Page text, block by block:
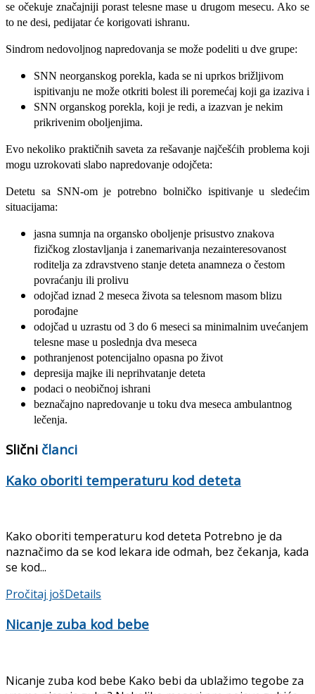
se očekuje značajniji porast telesne mase u drugom mesecu. Ako se
to ne desi, pedijatar će korigovati ishranu.
Sindrom nedovoljnog napredovanja se može podeliti u dve grupe:
SNN neorganskog porekla, kada se ni uprkos brižljivom
ispitivanju ne može otkriti bolest ili poremećaj koji ga izaziva i
SNN organskog porekla, koji je redi, a izazvan je nekim
prikrivenim oboljenjima.
Evo nekoliko praktičnih saveta za rešavanje najčešćih problema koji
mogu uzrokovati slabo napredovanje odojčeta:
Detetu sa SNN-om je potrebno bolničko ispitivanje u sledećim
situacijama:
jasna sumnja na organsko oboljenje prisustvo znakova
fizičkog zlostavljanja i zanemarivanja nezainteresovanost
roditelja za zdravstveno stanje deteta anamneza o čestom
povraćanju ili prolivu
odojčad iznad 2 meseca života sa telesnom masom blizu
porođajne
odojčad u uzrastu od 3 do 6 meseci sa minimalnim uvećanjem
telesne mase u poslednja dva meseca
pothranjenost potencijalno opasna po život
depresija majke ili neprihvatanje deteta
podaci o neobičnoj ishrani
beznačajno napredovanje u toku dva meseca ambulantnog
lečenja.
Slični članci
Kako oboriti temperaturu kod deteta
Kako oboriti temperaturu kod deteta Potrebno je da
naznačimo da se kod lekara ide odmah, bez čekanja, kada
se kod...
Pročitaj jošDetails
Nicanje zuba kod bebe
Nicanje zuba kod bebe Kako bebi da ublažimo tegobe za